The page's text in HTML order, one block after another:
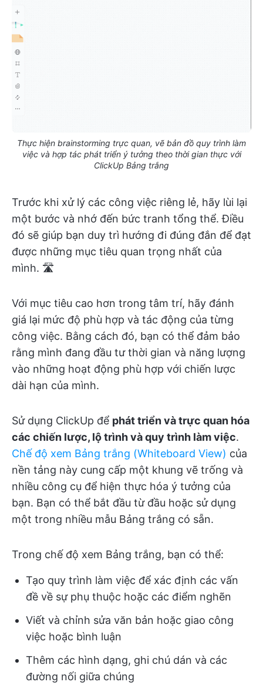
Thực hiện brainstorming trực quan, vẽ bản đồ quy trình làm
việc và hợp tác phát triển ý tưởng theo thời gian thực với
ClickUp Bảng trắng
Trước khi xử lý các công việc riêng lẻ, hãy lùi lại
một bước và nhớ đến bức tranh tổng thể. Điều
đó sẽ giúp bạn duy trì hướng đi đúng đắn để đạt
được những mục tiêu quan trọng nhất của
mình. 🛣️
Với mục tiêu cao hơn trong tâm trí, hãy đánh
giá lại mức độ phù hợp và tác động của từng
công việc. Bằng cách đó, bạn có thể đảm bảo
rằng mình đang đầu tư thời gian và năng lượng
vào những hoạt động phù hợp với chiến lược
dài hạn của mình.
Sử dụng ClickUp để phát triển và trực quan hóa
các chiến lược, lộ trình và quy trình làm việc.
Chế độ xem Bảng trắng (Whiteboard View) của
nền tảng này cung cấp một khung vẽ trống và
nhiều công cụ để hiện thực hóa ý tưởng của
bạn. Bạn có thể bắt đầu từ đầu hoặc sử dụng
một trong nhiều mẫu Bảng trắng có sẵn.
Trong chế độ xem Bảng trắng, bạn có thể:
Tạo quy trình làm việc để xác định các vấn
đề về sự phụ thuộc hoặc các điểm nghẽn
Viết và chỉnh sửa văn bản hoặc giao công
việc hoặc bình luận
Thêm các hình dạng, ghi chú dán và các
đường nối giữa chúng